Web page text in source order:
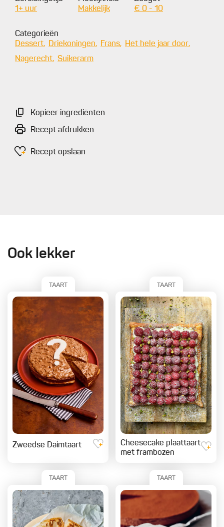
1+ uur
Makkelijk
€ 0 - 10
Categorieën
Dessert
Driekoningen Frans
Het hele jaar door
Nagerecht
Suikerarm
Kopieer ingrediënten
Recept afdrukken
Recept opslaan
Ook lekker
TAART
Zweedse Daimtaart
TAART
Cheesecake plaattaart
met frambozen
TAART TAART